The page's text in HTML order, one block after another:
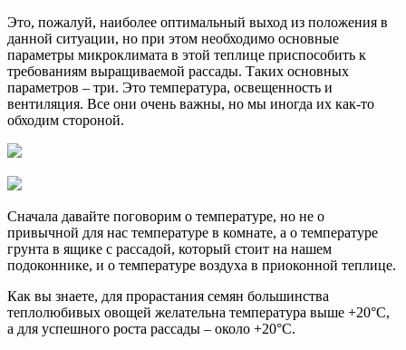
Это, пожалуй, наиболее оптимальный выход из положения в
данной ситуации, но при этом необходимо основные
параметры микроклимата в этой теплице приспособить к
требованиям выращиваемой рассады. Таких основных
параметров – три. Это температура, освещенность и
вентиляция. Все они очень важны, но мы иногда их как-то
обходим стороной.
Сначала давайте поговорим о температуре, но не о
привычной для нас температуре в комнате, а о температуре
грунта в ящике с рассадой, который стоит на нашем
подоконнике, и о температуре воздуха в приоконной теплице.
Как вы знаете, для прорастания семян большинства
теплолюбивых овощей желательна температура выше +20°С,
а для успешного роста рассады – около +20°С.